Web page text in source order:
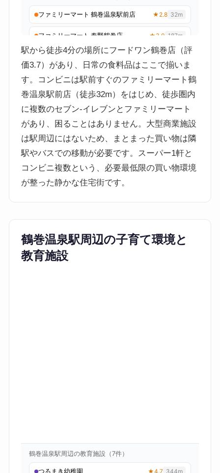
駅から徒歩4分の場所にフードワン鶴巻店（評
価3.7）があり、日常の食料品はここで揃いま
す。コンビニは駅前すぐのファミリーマート鶴
巻温泉駅前店（徒歩32m）をはじめ、徒歩圏内
に複数のセブン-イレブンとファミリーマート
があり、困ることはありません。大型商業施設
は駅周辺にはないため、まとまった買い物は隣
駅やバスでの移動が必要です。スーパー1軒と
コンビニ複数という、必要最低限の買い物環境
が整った静かな住宅街です。
鶴巻温泉駅周辺の子育て環境と
教育施設